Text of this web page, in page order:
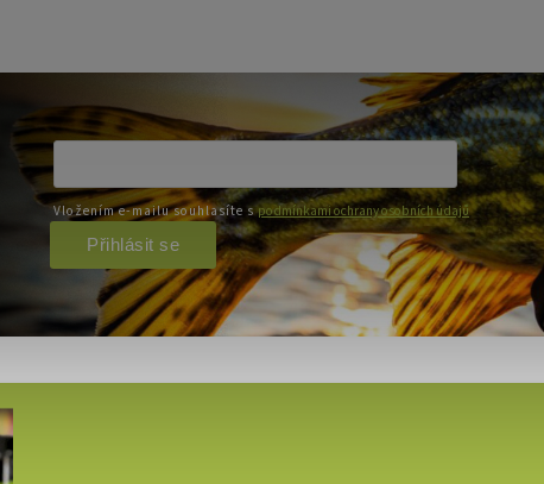
Vložením e-mailu souhlasíte spodmínkami ochrany osobních údajů
Přihlásit se